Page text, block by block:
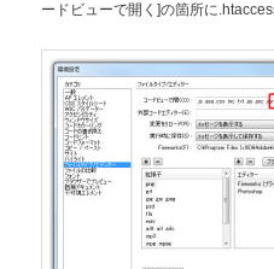
ードビューで開く]の箇所に